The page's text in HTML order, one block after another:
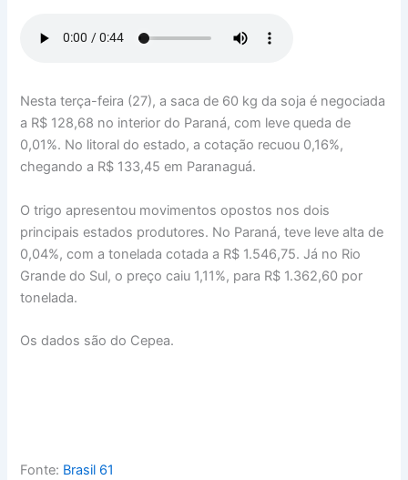
Nesta terça-feira (27), a saca de 60 kg da soja é negociada
a R$ 128,68 no interior do Paraná, com leve queda de
0,01%. No litoral do estado, a cotação recuou 0,16%,
chegando a R$ 133,45 em Paranaguá.
O trigo apresentou movimentos opostos nos dois
principais estados produtores. No Paraná, teve leve alta de
0,04%, com a tonelada cotada a R$ 1.546,75. Já no Rio
Grande do Sul, o preço caiu 1,11%, para R$ 1.362,60 por
tonelada.
Os dados são do Cepea.
Fonte: Brasil 61